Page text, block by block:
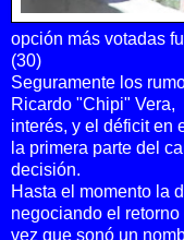
opción más votadas
(30)
Seguramente los
Ricardo "Chipi" Vera,
interés, y el déficit en
la primera parte del
decisión.
Hasta el momento la
negociando el
vez que sonó un